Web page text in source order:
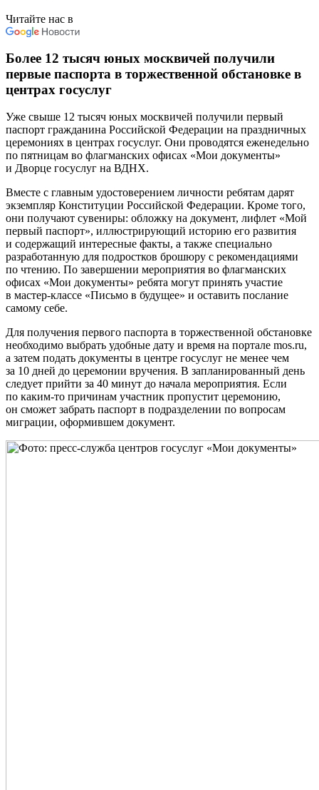
Читайте нас в
Более 12 тысяч юных москвичей получили
первые паспорта в торжественной обстановке в
центрах госуслуг
Уже свыше 12 тысяч юных москвичей получили первый
паспорт гражданина Российской Федерации на праздничных
церемониях в центрах госуслуг. Они проводятся еженедельно
по пятницам во флагманских офисах «Мои документы»
и Дворце госуслуг на ВДНХ.
Вместе с главным удостоверением личности ребятам дарят
экземпляр Конституции Российской Федерации. Кроме того,
они получают сувениры: обложку на документ, лифлет «Мой
первый паспорт», иллюстрирующий историю его развития
и содержащий интересные факты, а также специально
разработанную для подростков брошюру с рекомендациями
по чтению. По завершении мероприятия во флагманских
офисах «Мои документы» ребята могут принять участие
в мастер-классе «Письмо в будущее» и оставить послание
самому себе.
Для получения первого паспорта в торжественной обстановке
необходимо выбрать удобные дату и время на портале mos.ru,
а затем подать документы в центре госуслуг не менее чем
за 10 дней до церемонии вручения. В запланированный день
следует прийти за 40 минут до начала мероприятия. Если
по каким-то причинам участник пропустит церемонию,
он сможет забрать паспорт в подразделении по вопросам
миграции, оформившем документ.